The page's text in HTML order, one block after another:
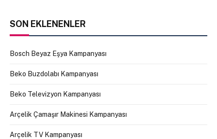
SON EKLENENLER
Bosch Beyaz Eşya Kampanyası
Beko Buzdolabı Kampanyası
Beko Televizyon Kampanyası
Arçelik Çamaşır Makinesi Kampanyası
Arçelik TV Kampanyası